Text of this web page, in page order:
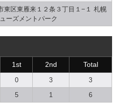
東区東雁来１２条３丁目１−１ 札幌
ーズメントパーク
1st 2nd Total
0 3
3
5 1 6